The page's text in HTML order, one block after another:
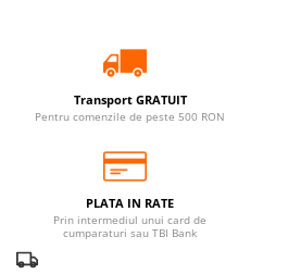
Transport GRATUIT
Pentru comenzile de peste 500 RON
PLATA IN RATE
Prin intermediul unui card de
cumparaturi sau TBI Bank